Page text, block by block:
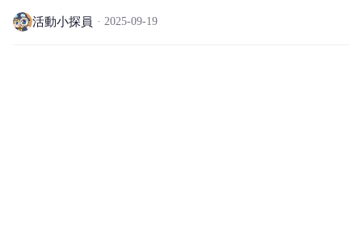
活動小探員 2025-09-19